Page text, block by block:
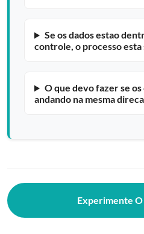
Se os dados estao
controle, o processo esta
O que devo fazer se
andando na mesma
Experimente